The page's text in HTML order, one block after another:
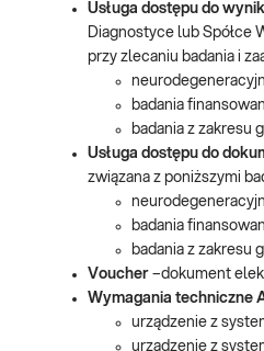
Usługa dostępu do
Diagnostyce lub Spółce
przy zlecaniu badania i
badania
badania z zakresu
Usługa dostępu do
związana z poniższymi
badania
badania z zakresu
Voucher –dokument
Wymagania techniczne
urządzenie z
urządzenie z